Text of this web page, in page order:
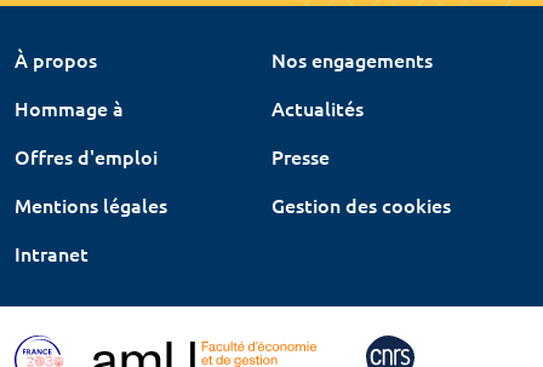
À propos
Nos engagements
Hommage à
Actualités
Offres d'emploi
Presse
Mentions légales
Gestion des cookies
Intranet